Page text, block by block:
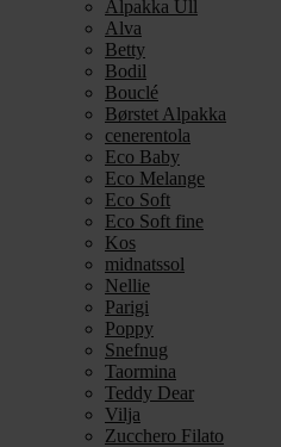
Alpakka Ull
Alva
Betty
Bodil
Bouclé
Børstet Alpakka
cenerentola
Eco Baby
Eco Melange
Eco Soft
Eco Soft fine
Kos
midnatssol
Nellie
Parigi
Poppy
Snefnug
Taormina
Teddy Dear
Vilja
Zucchero Filato